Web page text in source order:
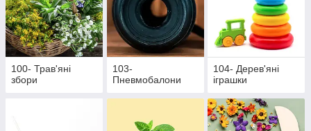
100- Трав'яні
збори
103-
Пневмобалони
104- Дерев'яні
іграшки